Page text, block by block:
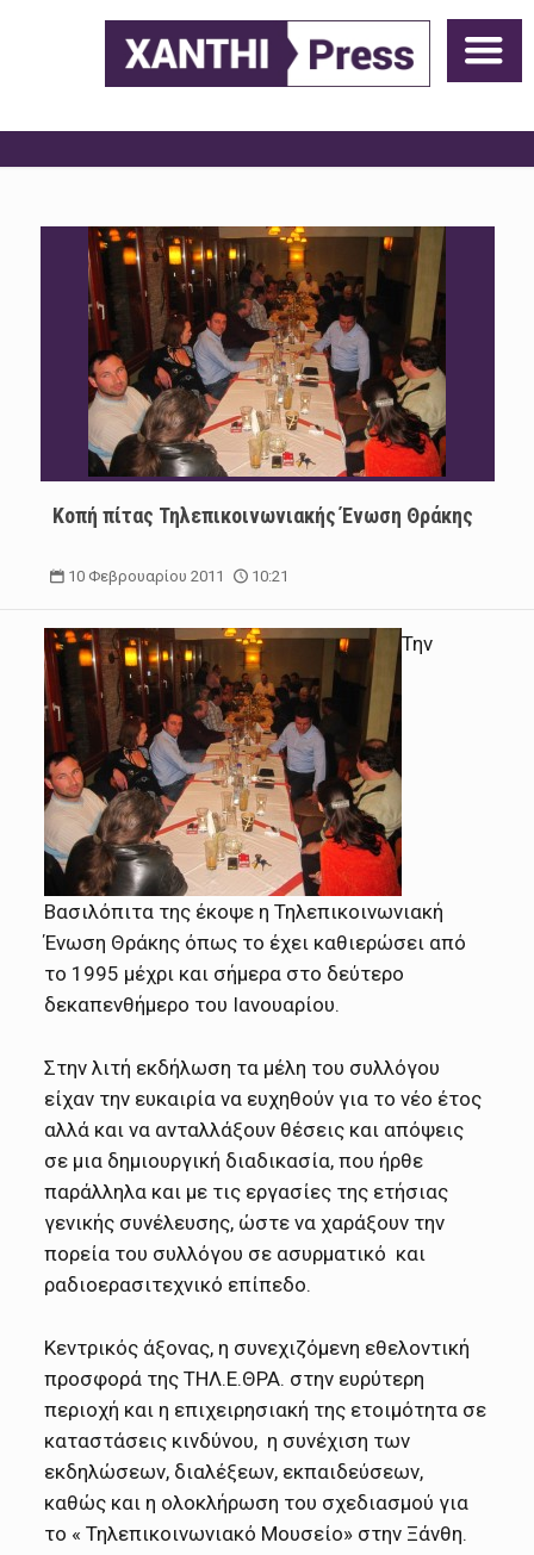
Κοπή πίτας Τηλεπικοινωνιακής Ένωση Θράκης
10 Φεβρουαρίου 2011 10:21
Την
Βασιλόπιτα της έκοψε η Τηλεπικοινωνιακή
Ένωση Θράκης όπως το έχει καθιερώσει από
το 1995 μέχρι και σήμερα στο δεύτερο
δεκαπενθήμερο του Ιανουαρίου.
Στην λιτή εκδήλωση τα μέλη του συλλόγου
είχαν την ευκαιρία να ευχηθούν για το νέο έτος
αλλά και να ανταλλάξουν θέσεις και απόψεις
σε μια δημιουργική διαδικασία, που ήρθε
παράλληλα και με τις εργασίες της ετήσιας
γενικής συνέλευσης, ώστε να χαράξουν την
πορεία του συλλόγου σε ασυρματικό και
ραδιοερασιτεχνικό επίπεδο.
Κεντρικός άξονας, η συνεχιζόμενη εθελοντική
προσφορά της ΤΗΛ.Ε.ΘΡΑ. στην ευρύτερη
περιοχή και η επιχειρησιακή της ετοιμότητα σε
καταστάσεις κινδύνου, η συνέχιση των
εκδηλώσεων, διαλέξεων, εκπαιδεύσεων,
καθώς και η ολοκλήρωση του σχεδιασμού για
το « Τηλεπικοινωνιακό Μουσείο» στην Ξάνθη.